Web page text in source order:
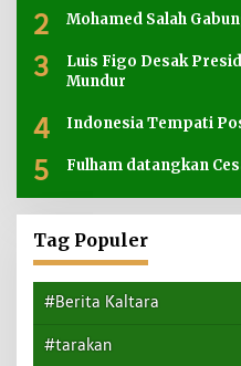
2 Mohamed Salah
3
Luis Figo Desak
Mundur
4 Indonesia Tempati
5 Fulham datangkan
Tag Populer
#Berita Kaltara
#tarakan